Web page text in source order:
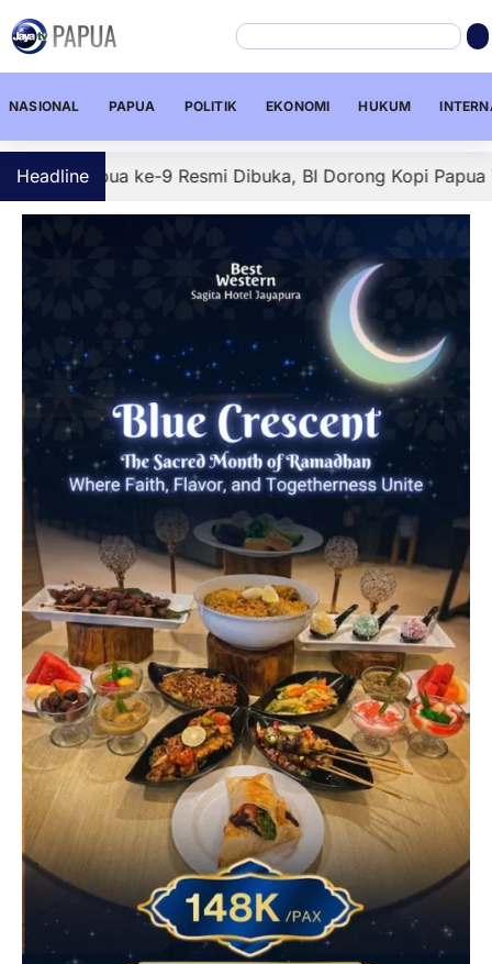
NASIONAL PAPUA POLITIK EKONOMI HUKUM
Headline
ke-9 Resmi Dibuka, BI Dorong Kopi Papua Tembus